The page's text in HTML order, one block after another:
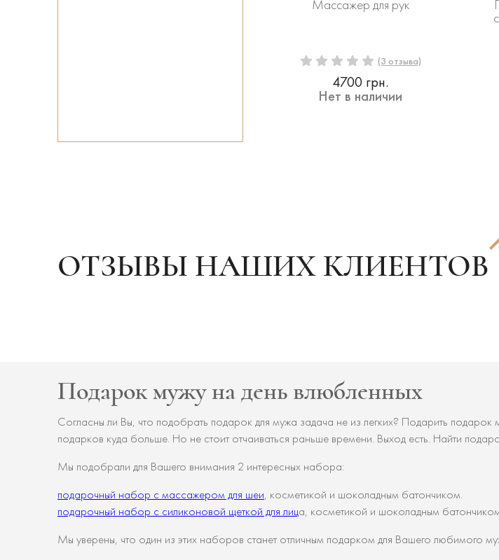
Массажер для рук
(3 отзыва)
4700 грн.
Нет в наличии
ОТЗЫВЫ НАШИХ КЛИЕНТОВ
Подарок мужу на день влюбленных
Согласны ли Вы, что подобрать подарок для мужа задача не из легких? Подарить
подарков куда больше. Но не стоит отчаиваться раньше времени. Выход есть. Найти
Мы подобрали для Вашего внимания 2 интересных набора:
подарочный набор с массажером для шеи, косметикой и шоколадным батончиком.
подарочный набор с силиконовой щеткой для лица, косметикой и шоколадным
Мы уверены, что один из этих наборов станет отличным подарком для Вашего любимого